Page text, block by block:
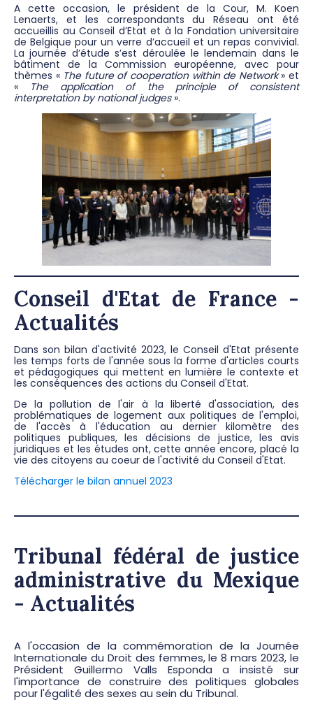
A cette occasion, le président de la Cour, M. Koen
Lenaerts, et les correspondants du Réseau ont été
accueillis au Conseil d’Etat et à la Fondation universitaire
de Belgique pour un verre d’accueil et un repas convivial.
La journée d’étude s’est déroulée le lendemain dans le
bâtiment de la Commission européenne, avec pour
thèmes « The future of cooperation within de Network» et
« The application of the principle of consistent
interpretation by national judges ».
Conseil d'Etat de France -
Actualités
Dans son bilan d'activité 2023, le Conseil d'Etat présente
les temps forts de l'année sous la forme d'articles courts
et pédagogiques qui mettent en lumière le contexte et
les conséquences des actions du Conseil d'Etat.
De la pollution de l'air à la liberté d'association, des
problématiques de logement aux politiques de l'emploi,
de l'accès à l'éducation au dernier kilomètre des
politiques publiques, les décisions de justice, les avis
juridiques et les études ont, cette année encore, placé la
vie des citoyens au coeur de l'activité du Conseil d'Etat.
Télécharger le bilan annuel 2023
Tribunal fédéral de justice
administrative du Mexique
- Actualités
A l'occasion de la commémoration de la Journée
Internationale du Droit des femmes, le 8 mars 2023, le
Président Guillermo Valls Esponda a insisté sur
l'importance de construire des politiques globales
pour l'égalité des sexes au sein du Tribunal.